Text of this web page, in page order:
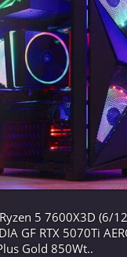
5 7600X3D (6/
GF RTX 5070Ti
Gold 850Wt..